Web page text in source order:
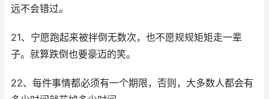
远不会错过。
21、宁愿跑起来被拌倒无数次，也不愿规规矩矩走一辈
子。就算跌倒也要豪迈的笑。
22、每件事情都必须有一个期限，否则，大多数人都会有